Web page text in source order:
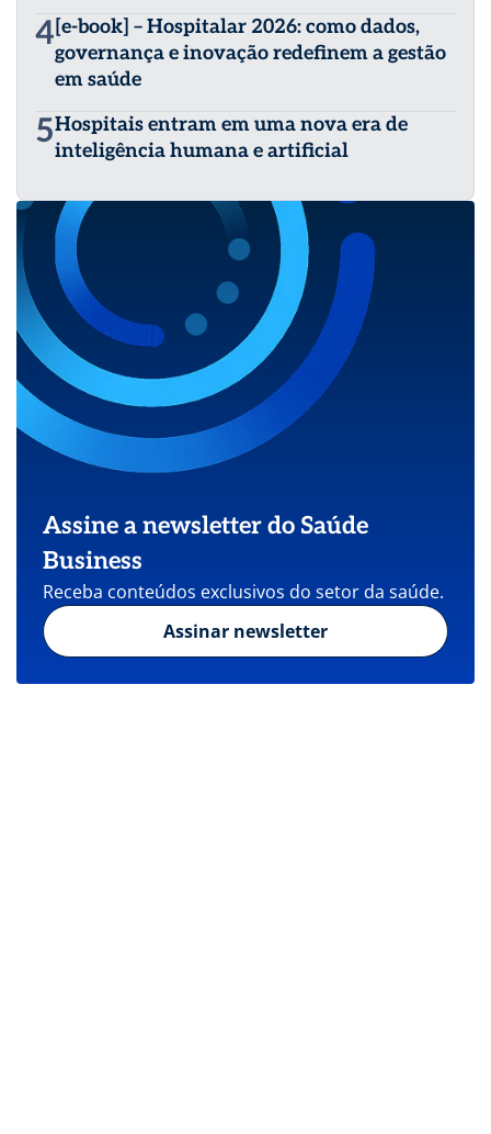
4[e-book] – Hospitalar 2026: como dados,
governança e inovação redefinem a gestão
em saúde
5Hospitais entram em uma nova era de
inteligência humana e artificial
Assine a newsletter do Saúde
Business
Receba conteúdos exclusivos do setor da saúde.
Assinar newsletter